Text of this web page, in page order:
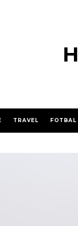
TRAVEL FOTBAL